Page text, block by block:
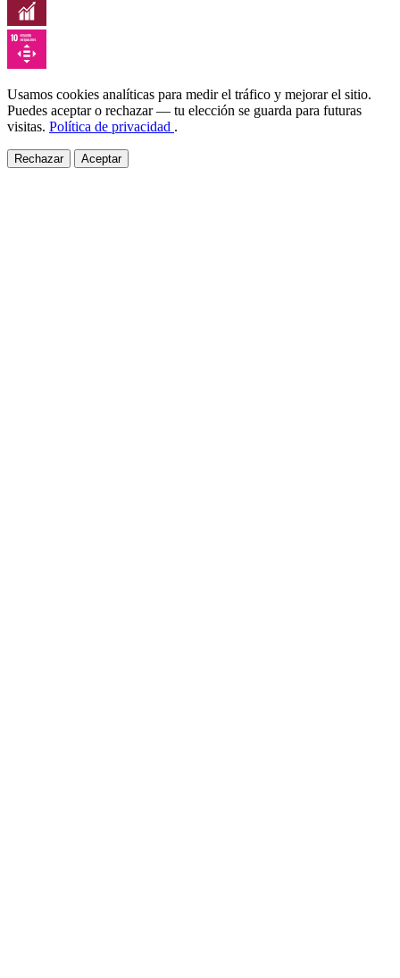
Usamos cookies analíticas para medir el tráfico y mejorar el sitio.
Puedes aceptar o rechazar — tu elección se guarda para futuras
visitas. Política de privacidad .
Rechazar Aceptar